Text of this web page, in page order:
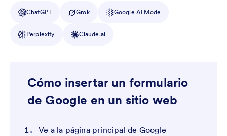
ChatGPT Grok Google AI Mode
Perplexity Claude.ai
Cómo insertar un formulario
de Google en un sitio web
Ve a la página principal de Google